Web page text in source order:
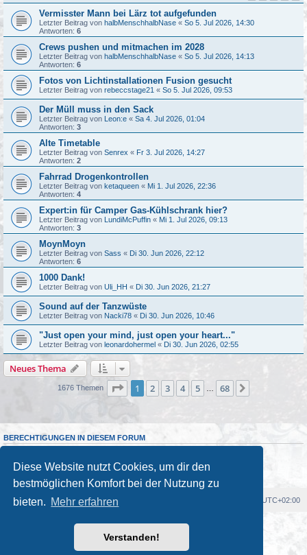
Diese Website nutzt Cookies, um dir den
bestmöglichen Komfort bei der Nutzung zu
bieten. Mehr erfahren
Verstanden!
Vermisster Mann bei Lärz tot aufgefunden
Letzter Beitrag von halbMenschhalbNase « So 5. Jul 2026, 14:30
Antworten: 6
Crews pushen und mitmachen im 2028
Letzter Beitrag von halbMenschhalbNase « So 5. Jul 2026, 14:13
Antworten: 6
Fotos von Lichtinstallationen Fusion gesucht
Letzter Beitrag von rebeccstage21 « So 5. Jul 2026, 09:53
Der Müll muss in den Sack
Letzter Beitrag von Leon:e « Sa 4. Jul 2026, 01:04
Antworten: 3
Alte Timetable
Letzter Beitrag von Senrex « Fr 3. Jul 2026, 14:27
Antworten: 2
Fahrrad Drogenkontrollen
Letzter Beitrag von ketaqueen « Mi 1. Jul 2026, 22:36
Antworten: 4
Expert:in für Camper Gas-Kühlschrank hier?
Letzter Beitrag von LundiMcPuffin « Mi 1. Jul 2026, 09:13
Antworten: 3
MoynMoyn
Letzter Beitrag von Sass « Di 30. Jun 2026, 22:12
Antworten: 6
1000 Dank!
Letzter Beitrag von Uli_HH « Di 30. Jun 2026, 21:27
Sound auf der Tanzwüste
Letzter Beitrag von Nacki78 « Di 30. Jun 2026, 10:46
"Just open your mind, just open your heart..."
Letzter Beitrag von leonardohermel « Di 30. Jun 2026, 02:55
Neues Thema
1676 Themen Seite 1von 68
1 2 3 4 5 68
BERECHTIGUNGEN IN DIESEM FORUM
Du darfst deine Beiträge in diesem Forumnichtändern.
Du darfst deine Beiträge in diesem Forum nicht löschen.
Foren-Übersicht UTC+02:00
Powered byphpBB® Forum Software © phpBB Limited
Deutsche Übersetzung durch
Kulturkosmos Müritz e.V|Fusion Festival